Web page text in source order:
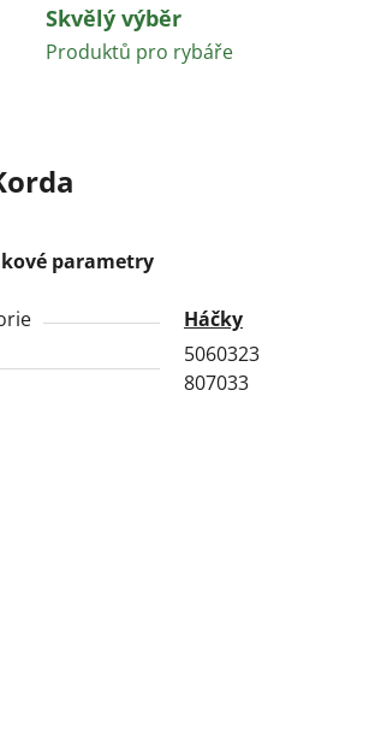
Skvělý výběr
Produktů pro rybáře
parametry
Háčky
5060323
807033